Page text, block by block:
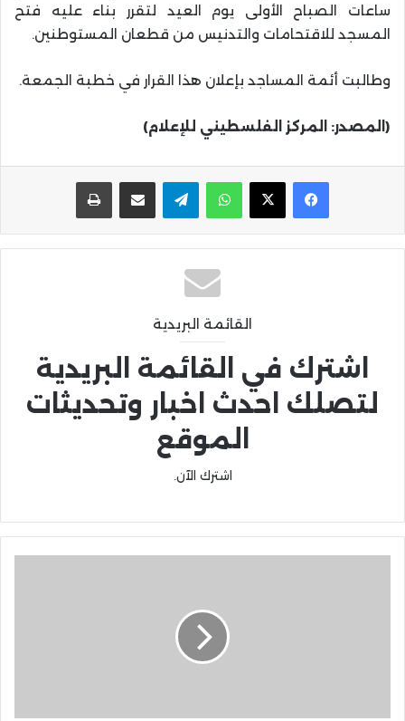
ساعات الصباح الأولى يوم العيد لتقرر بناء عليه فتح
المسجد للاقتحامات والتدنيس من قطعان المستوطنين.
وطالبت أئمة المساجد بإعلان هذا القرار في خطبة الجمعة.
(المصدر: المركز الفلسطيني للإعلام)
واتساب تيلقرام مشاركة عبر البريد
القائمة البريدية
اشترك في القائمة البريدية
لتصلك احدث اخبار وتحديثات
الموقع
اشترك الآن.